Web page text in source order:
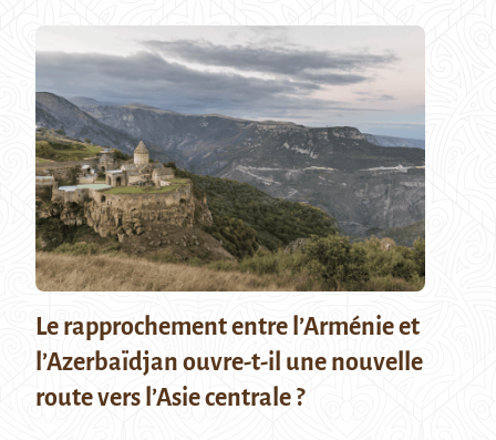
Le rapprochement entre l’Arménie et
l’Azerbaïdjan ouvre-t-il une nouvelle
route vers l’Asie centrale ?